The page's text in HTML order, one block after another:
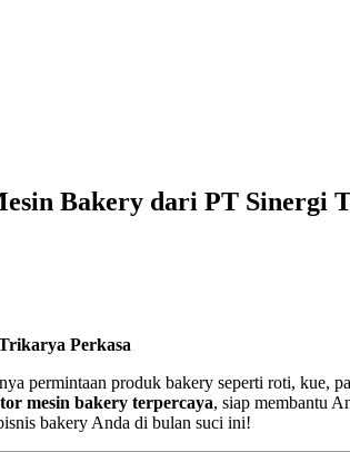
Bakery dari PT Sinergi
Perkasa
permintaan produk bakery seperti roti, kue,
mesin bakery terpercaya, siap membantu
bakery Anda di bulan suci ini!